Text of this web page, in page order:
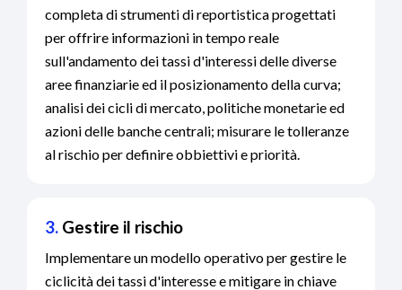
completa di strumenti di reportistica progettati
per offrire informazioni in tempo reale
sull'andamento dei tassi d'interessi delle diverse
aree finanziarie ed il posizionamento della curva;
analisi dei cicli di mercato, politiche monetarie ed
azioni delle banche centrali; misurare le tolleranze
al rischio per definire obbiettivi e priorità.
3. Gestire il rischio
Implementare un modello operativo per gestire le
ciclicità dei tassi d'interesse e mitigare in chiave